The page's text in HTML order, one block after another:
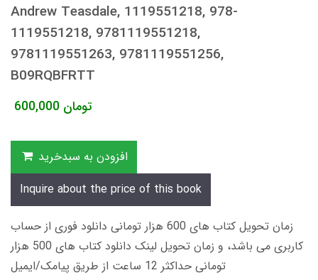
Andrew Teasdale, 1119551218, 978-
1119551218, 9781119551218,
9781119551263, 9781119551256,
B09RQBFRTT
600,000 تومان
افزودن به سبدخرید
Inquire about the price of this book
زمان تحویل کتاب های 600 هزار تومانی دانلود فوری از حساب
کاربری می باشد، و زمان تحویل لینک دانلود کتاب های 500 هزار
تومانی حداکثر 12 ساعت از طریق پیامک/ایمیل